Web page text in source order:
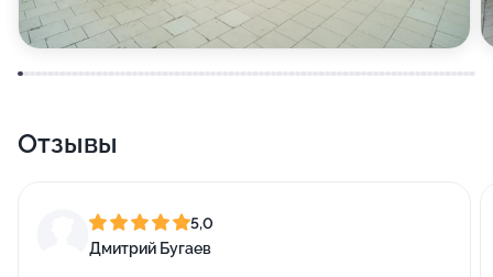
Отзывы
5,0
Дмитрий Бугаев